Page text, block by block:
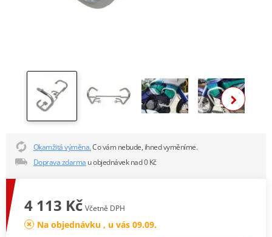
Okamžitá výměna.Co vám nebude, ihned vyměníme.
Doprava zdarma u objednávek nad 0 Kč
4 113 Kč Včetně DPH
Na objednávku , u vás 09.09.